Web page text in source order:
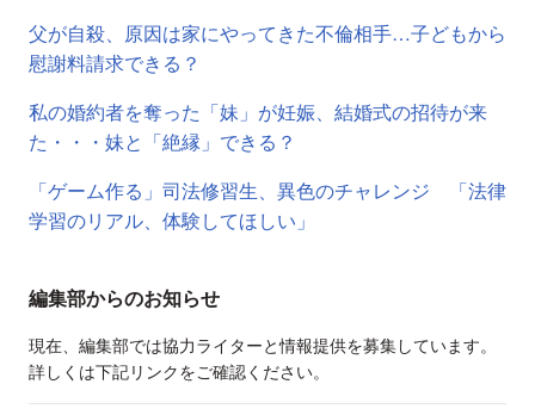
父が自殺、原因は家にやってきた不倫相手…子どもから
慰謝料請求できる？
私の婚約者を奪った「妹」が妊娠、結婚式の招待が来
た・・・妹と「絶縁」できる？
「ゲーム作る」司法修習生、異色のチャレンジ 「法律
学習のリアル、体験してほしい」
編集部からのお知らせ
現在、編集部では協力ライターと情報提供を募集しています。
詳しくは下記リンクをご確認ください。